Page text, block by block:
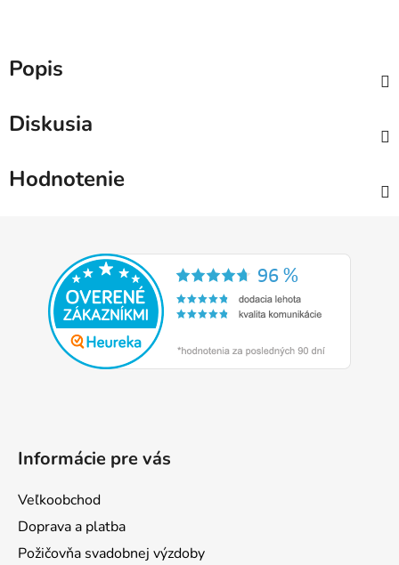
Popis
Diskusia
Hodnotenie
Informácie pre vás
Veľkoobchod
Doprava a platba
Požičovňa svadobnej výzdoby